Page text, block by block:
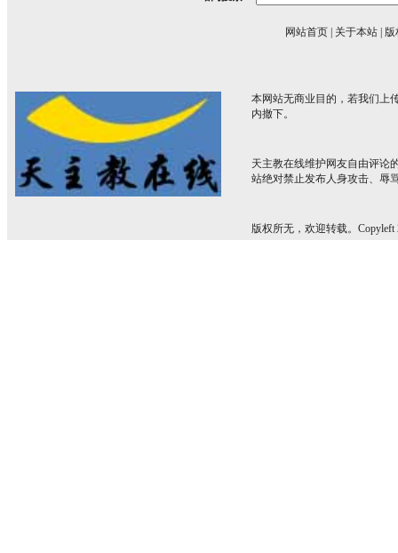
网站首页 关于本站 版
本网站无商业目的，若我们上
内撤下。
天主教在线维护网友自由评论
站绝对禁止发布人身攻击、辱
版权所无，欢迎转载。